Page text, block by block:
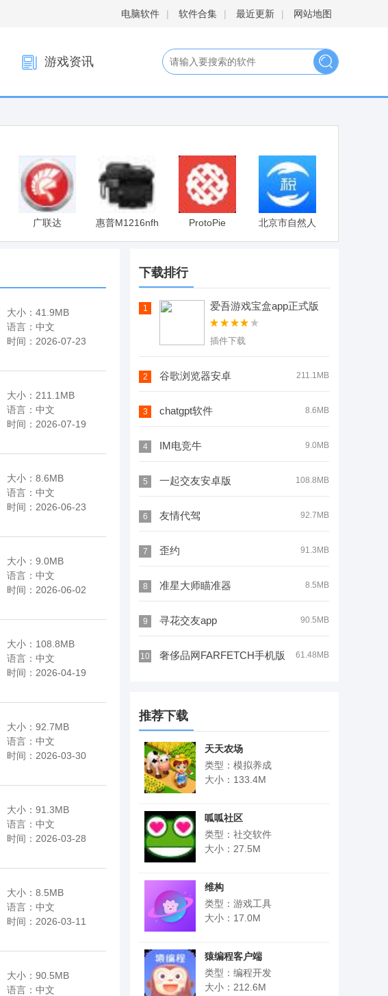
电脑软件 | 软件合集 | 最近更新 | 网站地图
游戏资讯
广联达
536/552写锁
惠普M1216nfh
打印机驱动
ProtoPie
北京市自然人
电子税务局扣
大小：41.9MB
语言：中文
时间：2026-07-23
大小：211.1MB
语言：中文
时间：2026-07-19
大小：8.6MB
语言：中文
时间：2026-06-23
大小：9.0MB
语言：中文
时间：2026-06-02
大小：108.8MB
语言：中文
时间：2026-04-19
大小：92.7MB
语言：中文
时间：2026-03-30
大小：91.3MB
语言：中文
时间：2026-03-28
大小：8.5MB
语言：中文
时间：2026-03-11
大小：90.5MB
语言：中文
下载排行
1 爱吾游戏宝盒app正式版
插件下载
2 211.1MB
谷歌浏览器安卓
3 8.6MB
chatgpt软件
4 9.0MB
IM电竞牛
5 108.8MB
一起交友安卓版
6 92.7MB
友情代驾
7 91.3MB
歪约
8 8.5MB
准星大师瞄准器
9 90.5MB
寻花交友app
10 61.48MB
奢侈品网FARFETCH手机版
推荐下载
天天农场
类型：模拟养成
大小：133.4M
呱呱社区
类型：社交软件
大小：27.5M
维构
类型：游戏工具
大小：17.0M
猿编程客户端
类型：编程开发
大小：212.6M